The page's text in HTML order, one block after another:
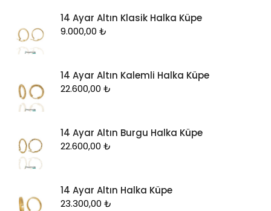
14 Ayar Altın Klasik Halka Küpe
9.000,00 ₺
14 Ayar Altın Kalemli Halka Küpe
22.600,00 ₺
14 Ayar Altın Burgu Halka Küpe
22.600,00 ₺
14 Ayar Altın Halka Küpe
23.300,00 ₺